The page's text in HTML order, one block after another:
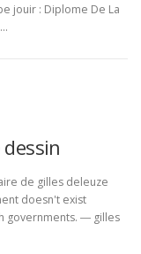
jouir : Diplome De La
dessin
de gilles deleuze
doesn't exist
governments. ― gilles